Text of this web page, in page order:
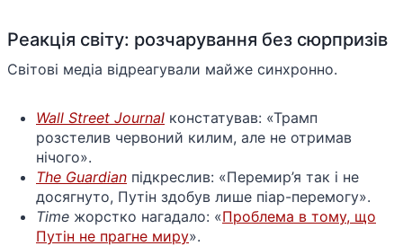
Реакція світу: розчарування без сюрпризів
Світові медіа відреагували майже синхронно.
Wall Street Journal констатував: «Трамп
розстелив червоний килим, але не отримав
нічого».
The Guardian підкреслив: «Перемир’я так і не
досягнуто, Путін здобув лише піар-перемогу».
Time жорстко нагадало: «Проблема в тому, що
Путін не прагне миру».